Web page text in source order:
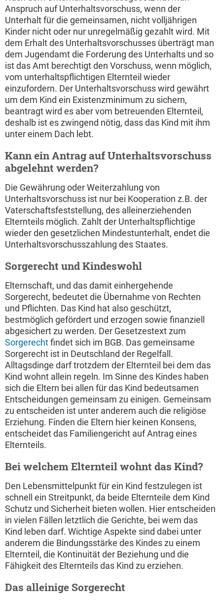
Anspruch auf Unterhaltsvorschuss, wenn der
Unterhalt für die gemeinsamen, nicht volljährigen
Kinder nicht oder nur unregelmäßig gezahlt wird. Mit
dem Erhalt des Unterhaltsvorschusses überträgt man
dem Jugendamt die Forderung des Unterhalts und so
ist das Amt berechtigt den Vorschuss, wenn möglich,
vom unterhaltspflichtigen Elternteil wieder
einzufordern. Der Unterhaltsvorschuss wird gewährt
um dem Kind ein Existenzminimum zu sichern,
beantragt wird es aber vom betreuenden Elternteil,
deshalb ist es zwingend nötig, dass das Kind mit ihm
unter einem Dach lebt.
Kann ein Antrag auf Unterhaltsvorschuss
abgelehnt werden?
Die Gewährung oder Weiterzahlung von
Unterhaltsvorschuss ist nur bei Kooperation z.B. der
Vaterschaftsfeststellung, des alleinerziehenden
Elternteils möglich. Zahlt der Unterhaltspflichtige
wieder den gesetzlichen Mindestunterhalt, endet die
Unterhaltsvorschusszahlung des Staates.
Sorgerecht und Kindeswohl
Elternschaft, und das damit einhergehende
Sorgerecht, bedeutet die Übernahme von Rechten
und Pflichten. Das Kind hat also geschützt,
bestmöglich gefördert und erzogen sowie finanziell
abgesichert zu werden. Der Gesetzestext zum
Sorgerechtfindet sich im BGB. Das gemeinsame
Sorgerecht ist in Deutschland der Regelfall.
Alltagsdinge darf trotzdem der Elternteil bei dem das
Kind wohnt allein regeln. Im Sinne des Kindes haben
sich die Eltern bei allen für das Kind bedeutsamen
Entscheidungen gemeinsam zu einigen. Gemeinsam
zu entscheiden ist unter anderem auch die religiöse
Erziehung. Finden die Eltern hier keinen Konsens,
entscheidet das Familiengericht auf Antrag eines
Elternteils.
Bei welchem Elternteil wohnt das Kind?
Den Lebensmittelpunkt für ein Kind festzulegen ist
schnell ein Streitpunkt, da beide Elternteile dem Kind
Schutz und Sicherheit bieten wollen. Hier entscheiden
in vielen Fällen letztlich die Gerichte, bei wem das
Kind leben darf. Wichtige Aspekte sind dabei unter
anderem die Bindungsstärke des Kindes zu einem
Elternteil, die Kontinuität der Beziehung und die
Fähigkeit des Elternteils das Kind zu erziehen.
Das alleinige Sorgerecht